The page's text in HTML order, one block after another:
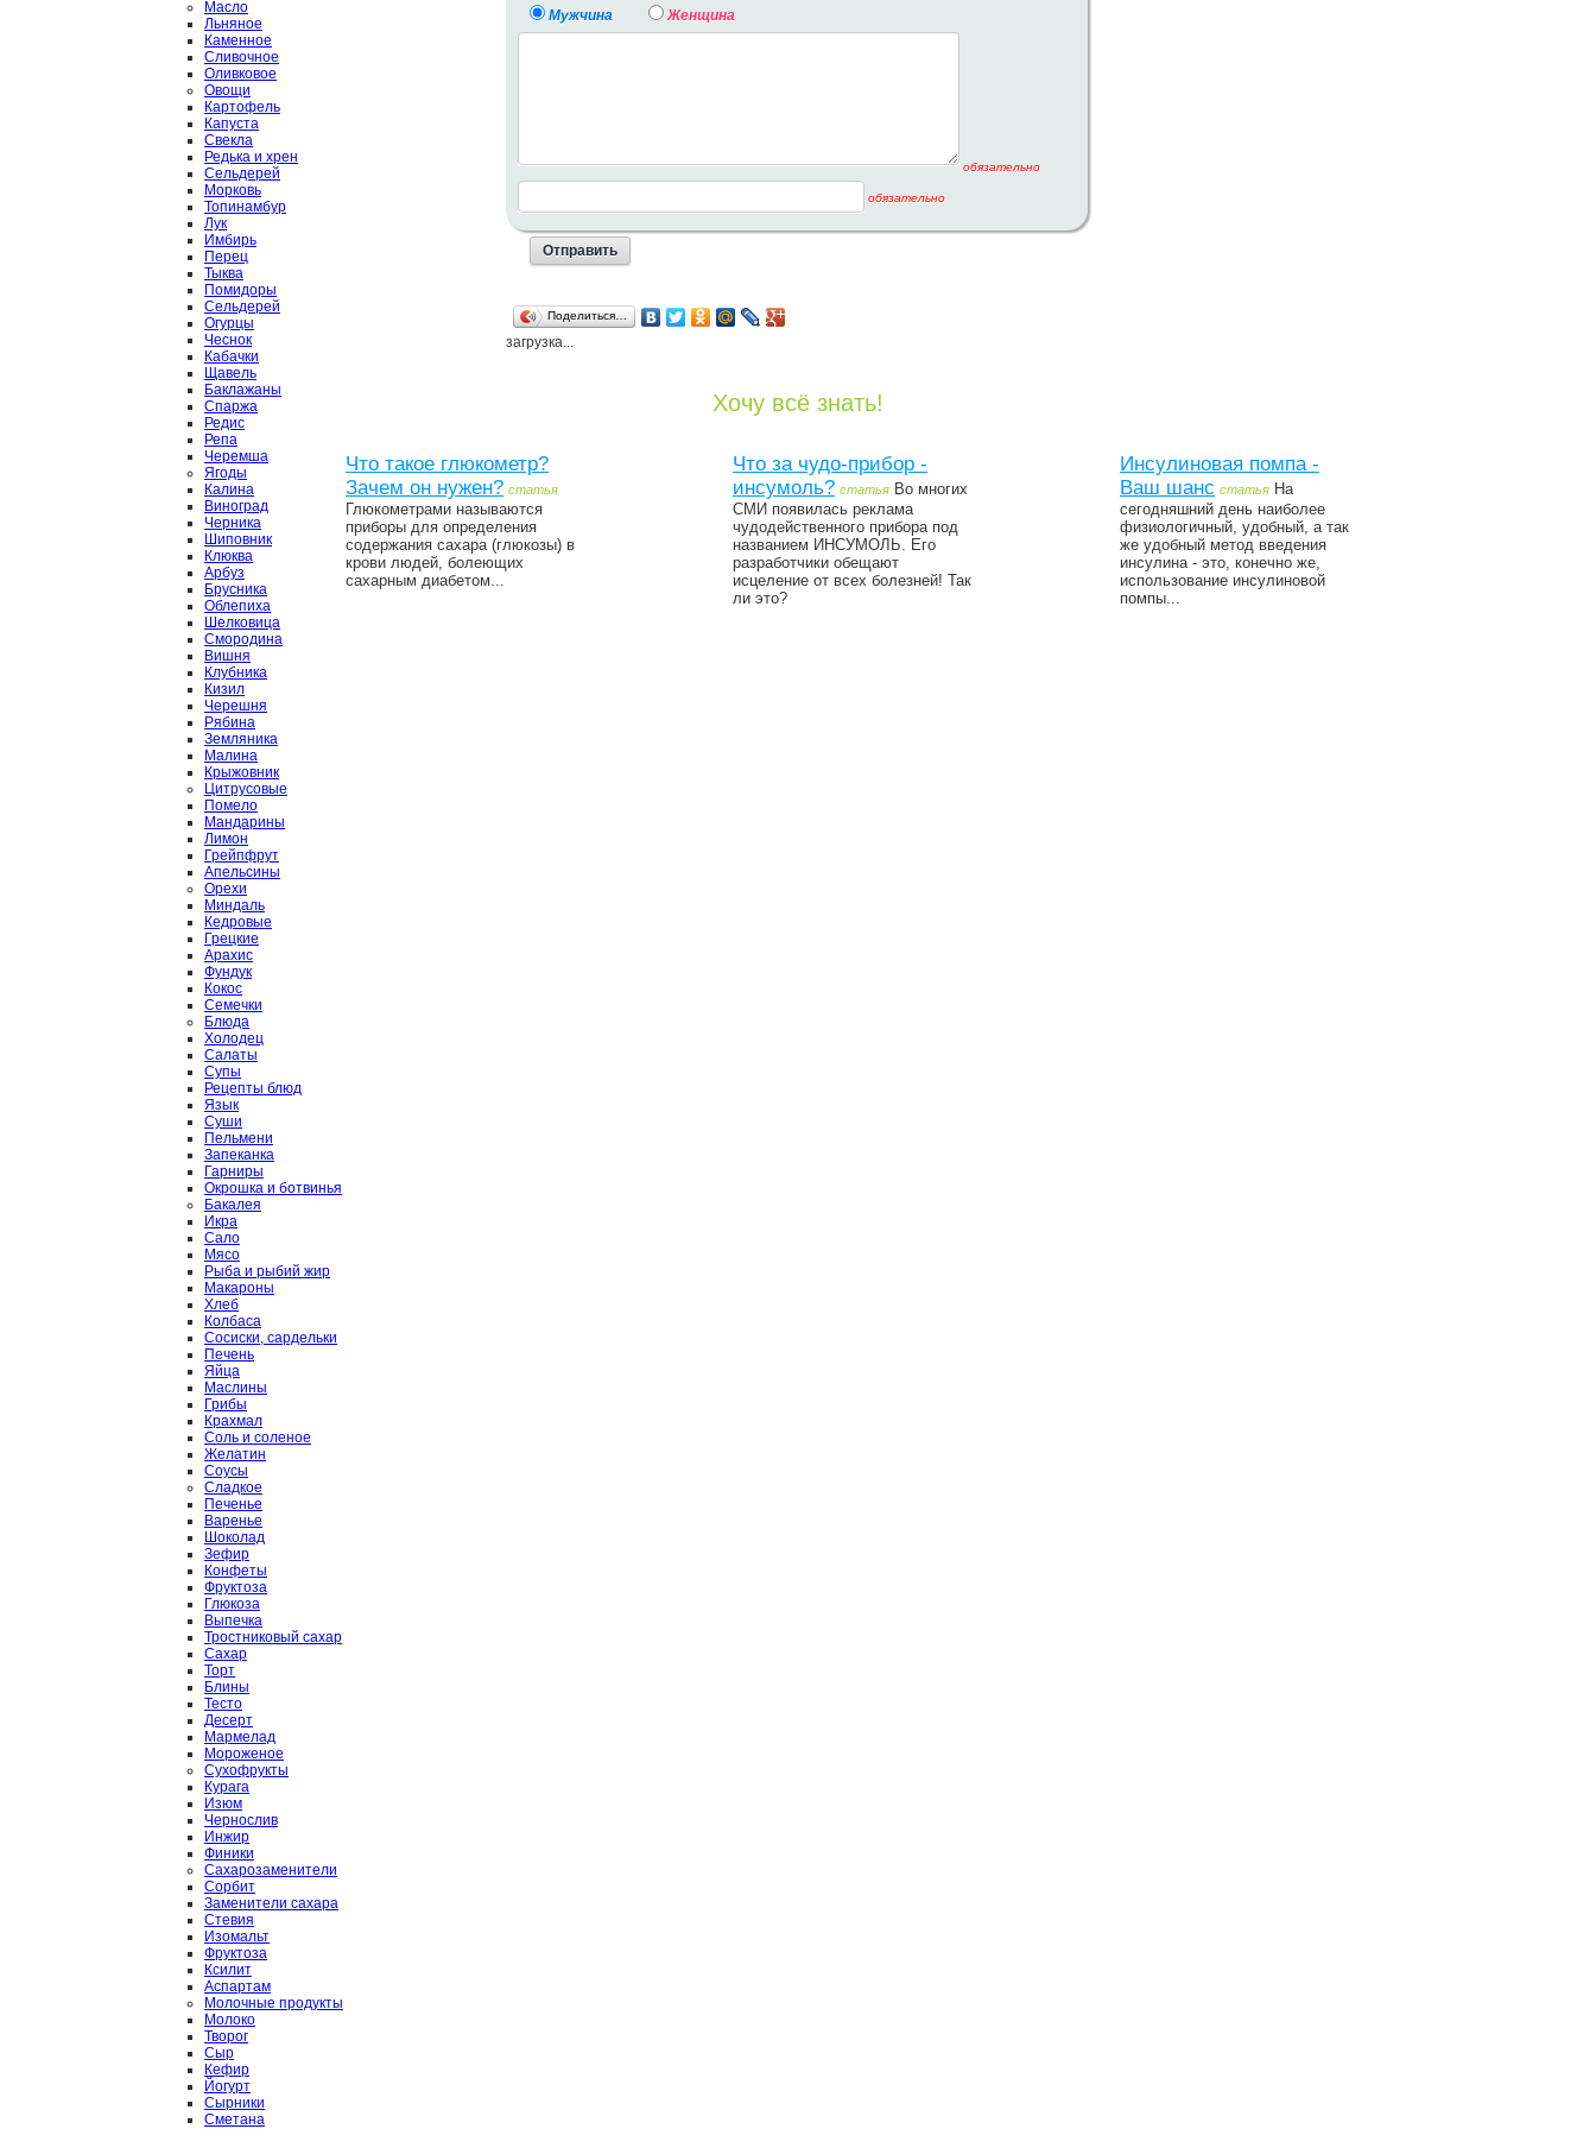
Масло
Льняное
Каменное
Сливочное
Оливковое
Овощи
Картофель
Капуста
Свекла
Редька и хрен
Сельдерей
Морковь
Топинамбур
Лук
Имбирь
Перец
Тыква
Помидоры
Сельдерей
Огурцы
Чеснок
Кабачки
Щавель
Баклажаны
Спаржа
Редис
Репа
Черемша
Ягоды
Калина
Виноград
Черника
Шиповник
Клюква
Арбуз
Брусника
Облепиха
Шелковица
Смородина
Вишня
Клубника
Кизил
Черешня
Рябина
Земляника
Малина
Крыжовник
Цитрусовые
Помело
Мандарины
Лимон
Грейпфрут
Апельсины
Орехи
Миндаль
Кедровые
Грецкие
Арахис
Фундук
Кокос
Семечки
Блюда
Холодец
Салаты
Супы
Рецепты блюд
Язык
Суши
Пельмени
Запеканка
Гарниры
Окрошка и ботвинья
Бакалея
Икра
Сало
Мясо
Рыба и рыбий жир
Макароны
Хлеб
Колбаса
Сосиски, сардельки
Печень
Яйца
Маслины
Грибы
Крахмал
Соль и соленое
Желатин
Соусы
Сладкое
Печенье
Варенье
Шоколад
Зефир
Конфеты
Фруктоза
Глюкоза
Выпечка
Тростниковый сахар
Сахар
Торт
Блины
Тесто
Десерт
Мармелад
Мороженое
Сухофрукты
Курага
Изюм
Чернослив
Инжир
Финики
Сахарозаменители
Сорбит
Заменители сахара
Стевия
Изомальт
Фруктоза
Ксилит
Аспартам
Молочные продукты
Молоко
Творог
Сыр
Кефир
Йогурт
Сырники
Сметана
Мужчина Женщина
обязательно
обязательно
Поделиться…
загрузка...
Хочу всё знать!
Что такое глюкометр?
Зачем он нужен? статья
Глюкометрами называются
приборы для определения
содержания сахара (глюкозы) в
крови людей, болеющих
сахарным диабетом...
Что за чудо-прибор -
инсумоль? статья Во многих
СМИ появилась реклама
чудодейственного прибора под
названием ИНСУМОЛЬ. Его
разработчики обещают
исцеление от всех болезней! Так
ли это?
Инсулиновая помпа -
Ваш шанс статья На
сегодняшний день наиболее
физиологичный, удобный, а так
же удобный метод введения
инсулина - это, конечно же,
использование инсулиновой
помпы...